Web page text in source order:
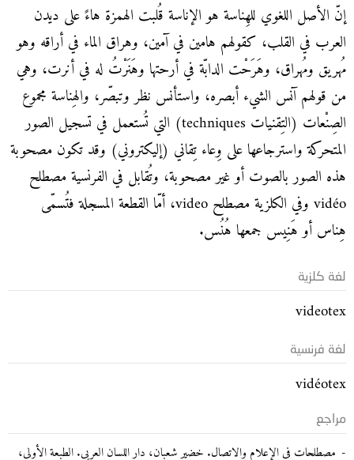
إنّ الأصل اللغوي للهِناسة هو الإناسة قُلبت الهمزة هاءً على ديدن
العرب في القلب، كقولهم هامين في آمين، وهراق الماء في أراقه وهو
مُهريق ومُهراق، وهَرَحْت الدابّة في أرحتها وهَنَرْتُ له في أنرت، وهي
من قولهم آنس الشيء أبصره، واستأنس نظر وتبصّر، والهِناسة مجموع
الصِنْعات (التِقنيات techniques) التي تُستعمل في تسجيل الصور
المتحركة واسترجاعها على وِعاء تِقاني (إليكتروني) وقد تكون مصحوبة
هذه الصور بالصوت أو غير مصحوبة، وتُقابل في الفرنسية مصطلح
vidéo وفي الكلزية مصطلح video، أمّا القطعة المسجلة فتُسمّى
هِناس أو هَنِيس جمعها هُنُس.
لغة كلزية
videotex
لغة فرنسية
vidéotex
مراجع
مصطلحات في الإعلام والاتصال. خضير شعبان، دار اللسان العربي. الطبعة الأولى،